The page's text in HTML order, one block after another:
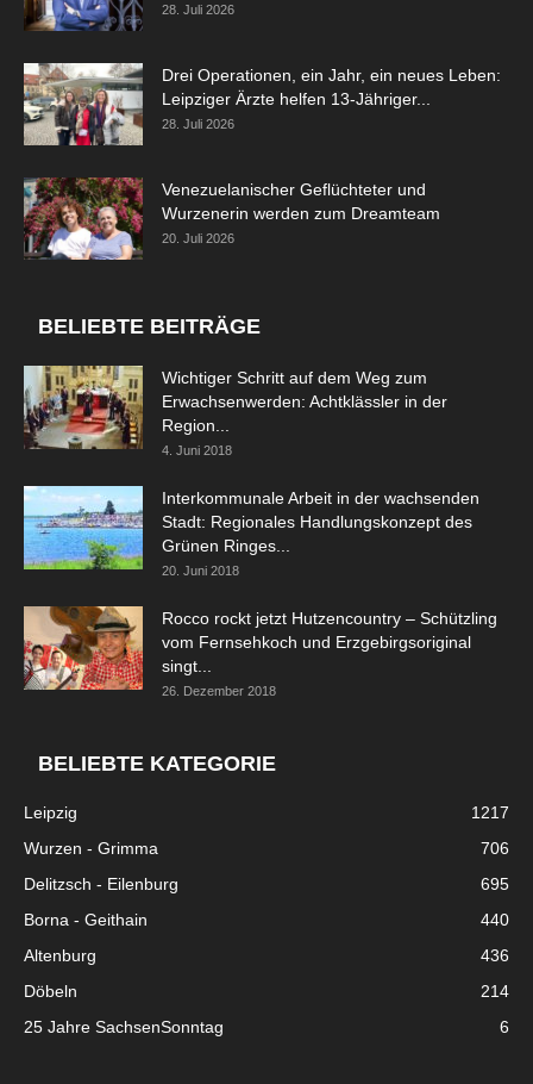
28. Juli 2026
Drei Operationen, ein Jahr, ein neues Leben:
Leipziger Ärzte helfen 13-Jähriger...
28. Juli 2026
Venezuelanischer Geflüchteter und
Wurzenerin werden zum Dreamteam
20. Juli 2026
BELIEBTE BEITRÄGE
Wichtiger Schritt auf dem Weg zum
Erwachsenwerden: Achtklässler in der
Region...
4. Juni 2018
Interkommunale Arbeit in der wachsenden
Stadt: Regionales Handlungskonzept des
Grünen Ringes...
20. Juni 2018
Rocco rockt jetzt Hutzencountry – Schützling
vom Fernsehkoch und Erzgebirgsoriginal
singt...
26. Dezember 2018
BELIEBTE KATEGORIE
Leipzig
1217
Wurzen - Grimma
706
Delitzsch - Eilenburg
695
Borna - Geithain
440
Altenburg
436
Döbeln
214
25 Jahre SachsenSonntag
6